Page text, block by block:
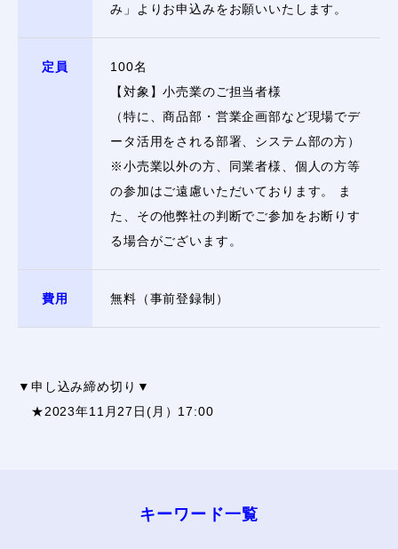
み」よりお申込みをお願いいたします。
定員
100名
【対象】小売業のご担当者様
（特に、商品部・営業企画部など現場でデ
ータ活用をされる部署、システム部の方）
※小売業以外の方、同業者様、個人の方等
の参加はご遠慮いただいております。 ま
た、その他弊社の判断でご参加をお断りす
る場合がございます。
費用 無料（事前登録制）
▼申し込み締め切り▼
★2023年11月27日(月）17:00
キーワード⼀覧